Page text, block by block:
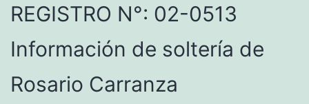
REGISTRO N°: 02-0513
Información de soltería de
Rosario Carranza